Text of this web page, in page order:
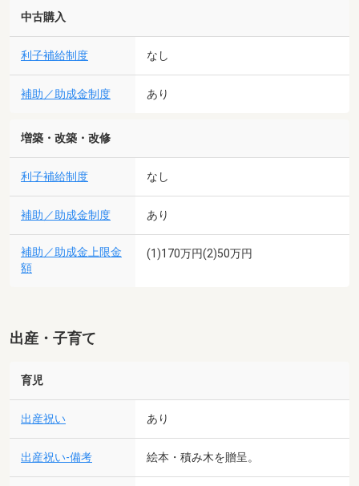
中古購入
利子補給制度 なし
補助／助成金制度 あり
増築・改築・改修
利子補給制度 なし
補助／助成金制度 あり
補助／助成金上限金
額
(1)170万円(2)50万円
出産・子育て
育児
出産祝い あり
出産祝い-備考 絵本・積み木を贈呈。